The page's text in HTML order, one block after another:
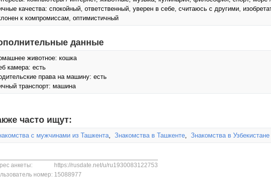
качества: спокойный, ответственный, уверен в себе, считаюсь с другими,
к компромиссам, оптимистичный
данные
животное: кошка
камера: есть
права на машину: есть
транспорт: машина
часто ищут:
с мужчинами из Ташкента, Знакомства в Ташкенте, Знакомства в Узбекистане
анкеты:
https://rusdate.net/u/ru1930083122753
номер: 15088977